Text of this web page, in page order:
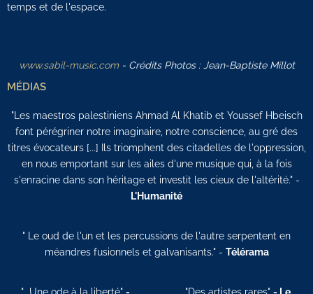
temps et de l'espace.
www.sabil-music.com- Crédits Photos : Jean-Baptiste Millot
MÉDIAS
"Les maestros palestiniens Ahmad Al Khatib et Youssef Hbeisch
font pérégriner notre imaginaire, notre conscience, au gré des
titres évocateurs [...] Ils triomphent des citadelles de l'oppression,
en nous emportant sur les ailes d'une musique qui, à la fois
s'enracine dans son héritage et investit les cieux de l'altérité." -
L'Humanité
" Le oud de l'un et les percussions de l'autre serpentent en
méandres fusionnels et galvanisants." - Télérama
"...Une ode à la liberté" -
"Des artistes rares" - Le